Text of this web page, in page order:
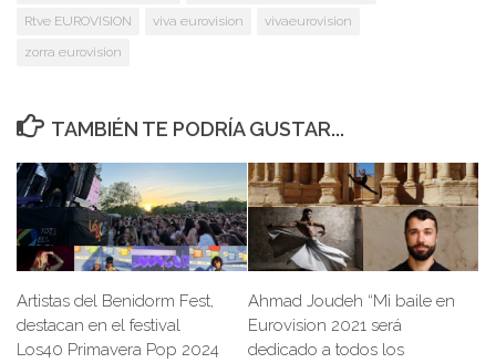
Rtve EUROVISION
viva eurovision
vivaeurovision
zorra eurovision
TAMBIÉN TE PODRÍA GUSTAR...
Artistas del Benidorm Fest,
destacan en el festival
Los40 Primavera Pop 2024
Ahmad Joudeh “Mi baile en
Eurovision 2021 será
dedicado a todos los